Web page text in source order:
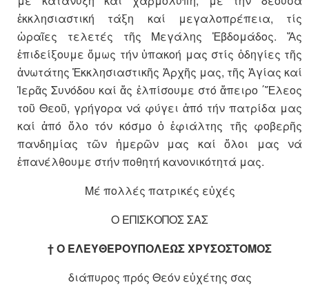
ἐκκλησιαστική τάξη καί μεγαλοπρέπεια, τίς
ὡραῖες τελετές τῆς Μεγάλης Ἑβδομάδος. Ἄς
ἐπιδείξουμε ὅμως τήν ὑπακοή μας στίς ὁδηγίες τῆς
ἀνωτάτης Ἐκκλησιαστικῆς Ἀρχῆς μας, τῆς Ἁγίας καί
Ἱερᾶς Συνόδου καί ἄς ἐλπίσουμε στό ἄπειρο ΄Ἔλεος
τοῦ Θεοῦ, γρήγορα νά φύγει ἀπό τήν πατρίδα μας
καί ἀπό ὅλο τόν κόσμο ὁ ἐφιάλτης τῆς φοβερῆς
πανδημίας τῶν ἡμερῶν μας καί ὅλοι μας νά
ἐπανέλθουμε στήν ποθητή κανονικότητά μας.
Μέ πολλές πατρικές εὐχές
Ο ΕΠΙΣΚΟΠΟΣ ΣΑΣ
† Ο ΕΛΕΥΘΕΡΟΥΠΟΛΕΩΣ ΧΡΥΣΟΣΤΟΜΟΣ
διάπυρος πρός Θεόν εὐχέτης σας